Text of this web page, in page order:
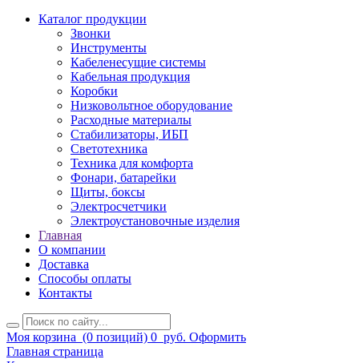
Каталог продукции
Звонки
Инструменты
Кабеленесущие системы
Кабельная продукция
Коробки
Низковольтное оборудование
Расходные материалы
Стабилизаторы, ИБП
Светотехника
Техника для комфорта
Фонари, батарейки
Щиты, боксы
Электросчетчики
Электроустановочные изделия
Главная
О компании
Доставка
Способы оплаты
Контакты
Моя корзина (0 позиций) 0 руб. Оформить
Главная страница